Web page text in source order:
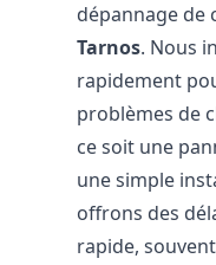
dépannage de
Tarnos. Nous
rapidement
problèmes de
ce soit une
une simple
offrons des
rapide,